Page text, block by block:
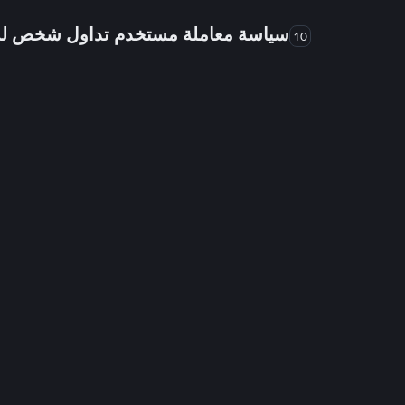
10 سياسة معاملة مستخدم تداول